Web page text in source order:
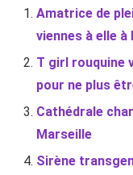
Amatrice de
viennes à elle à
T girl rouquine
pour ne plus
Cathédrale
Marseille
Sirène